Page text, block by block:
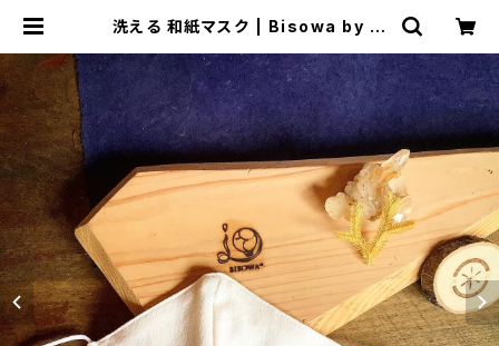
洗える 和紙マスク | Bisowa by ⁂